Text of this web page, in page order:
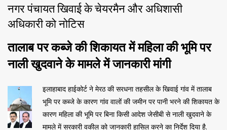
नगर पंचायत खिवाई के चेयरमैन और अधिशासी
अधिकारी को नोटिस
तालाब पर कब्जे की शिकायत में महिला की भूमि पर
नाली खुदवाने के मामले में जानकारी मांगी
इलाहाबाद हाईकोर्ट ने मेरठ की सरधना तहसील के खिवाई गांव में तालाब
भूमि पर कब्जे के कारण गांव वालों की जमीन पर पानी भरने की शिकायत के
कारण महिला की भूमि पर बिना किसी आदेश जेसीबी से नाली खुदवाने के
मामले में सरकारी वकील को जानकारी हासिल करने का निर्देश दिया है.